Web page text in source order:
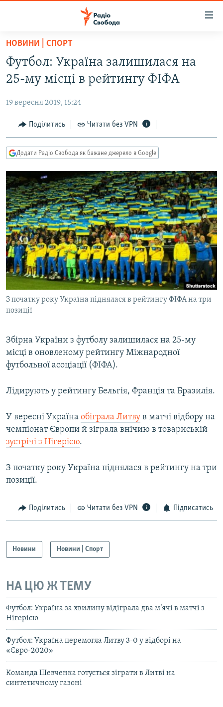
Перейти
основного
матеріалу
до
навігації
Перейти
до
РАДІО СВОБОДА – 70 РОКІВ
ВСЕ ЗА ДОБУ
СТАТТІ
ПОЛІТИКА
ЕКОНОМІКА
КУЛЬТУРА
СПОРТ
УКРАЇНА
СВІТ
ВІЙНА
РОСІЙСЬКА «ФІЛЬТРАЦІЯ»
КРИМ.РЕАЛІЇ
ТИ ЯК?
СХЕМИ
КИТАЙ.ВИКЛИКИ
МУЛЬТИМЕДІА
ФОТО
СПЕЦПРОЄКТИ
КРИМ РЕАЛІЇ
УКР
КТАТ
ДОЛУЧАЙСЯ!
НОВИНИ | СПОРТ
Футбол: Україна залишилася на
25-му місці в рейтингу ФІФА
19 вересня 2019, 15:24
Поділитись Читати без VPN
Додати Радіо Свобода як бажане джерело в Google
З початку року Україна піднялася в рейтингу ФІФА на три
позиції
Збірна України з футболу залишилася на 25-му
місці в оновленому рейтингу Міжнародної
футбольної асоціації (ФІФА).
Лідирують у рейтингу Бельгія, Франція та Бразилія.
У вересні Україна обіграла Литву в матчі відбору на
чемпіонат Європи й зіграла внічию в товариській
зустрічі з Нігерією.
З початку року Україна піднялася в рейтингу на три
позиції.
Поділитись Читати без VPN Підписатись
Новини Новини | Спорт
НА ЦЮ Ж ТЕМУ
Футбол: Україна за хвилину відіграла два м’ячі в матчі з
Нігерією
Футбол: Україна перемогла Литву 3-0 у відборі на
«Євро-2020»
Команда Шевченка готується зіграти в Литві на
синтетичному газоні